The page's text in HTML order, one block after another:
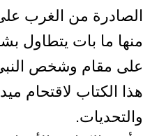
الصادرة من الغرب
منها ما بات يتطاول
على مقام وشخص
هذا الكتاب لاقتحام
والتحديات.